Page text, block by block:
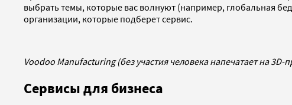
выбрать темы, которые вас волнуют (например, глобальная
организации, которые подберет сервис.
Voodoo Manufacturing (без участия человека напечатает на 3D-
Сервисы для бизнеса